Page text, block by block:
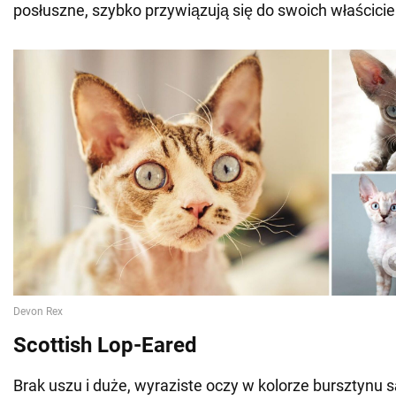
posłuszne, szybko przywiązują się do swoich
Scottish Lop-Eared
Brak uszu i duże, wyraziste oczy w kolorze bursztynu